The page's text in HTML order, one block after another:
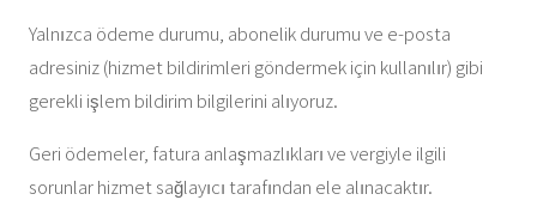
Yalnızca ödeme durumu, abonelik durumu ve e-posta
adresiniz (hizmet bildirimleri göndermek için kullanılır) gibi
gerekli işlem bildirim bilgilerini alıyoruz.
Geri ödemeler, fatura anlaşmazlıkları ve vergiyle ilgili
sorunlar hizmet sağlayıcı tarafından ele alınacaktır.